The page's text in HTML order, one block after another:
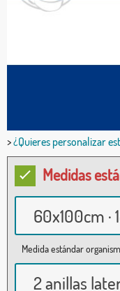
>¿Quieres personalizar
Medidas
60x100cm ·
Medida estándar
2 anillas